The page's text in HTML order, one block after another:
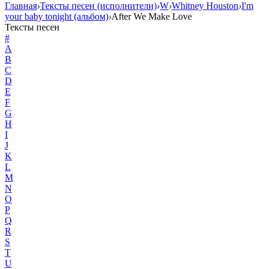
Главная›Тексты песен (исполнители)›W›Whitney Houston›I'm
your baby tonight (альбом)›After We Make Love
Тексты песен
#
A
B
C
D
E
F
G
H
I
J
K
L
M
N
O
P
Q
R
S
T
U